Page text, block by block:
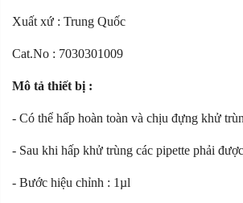
Xuất xứ : Trung Quốc
Cat.No : 7030301009
Mô tả thiết bị :
- Có thể hấp hoàn toàn và chịu đựng khử
- Sau khi hấp khử trùng các pipette phải
- Bước hiệu chỉnh : 1µl